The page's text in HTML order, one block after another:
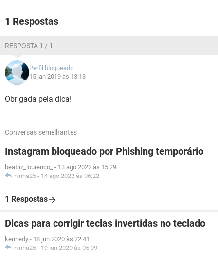
1 Respostas
RESPOSTA 1 / 1
Perfil bloqueado
15 jan 2019 às 13:13
Obrigada pela dica!
Conversas semelhantes
Instagram bloqueado por Phishing temporário
beatriz_lourenco_ - 13 ago 2022 às 15:29
ninha25 - 14 ago 2022 às 06:22
1 Respostas
Dicas para corrigir teclas invertidas no teclado
kennedy - 18 jun 2020 às 22:41
ninha25 - 19 jun 2020 às 05:09